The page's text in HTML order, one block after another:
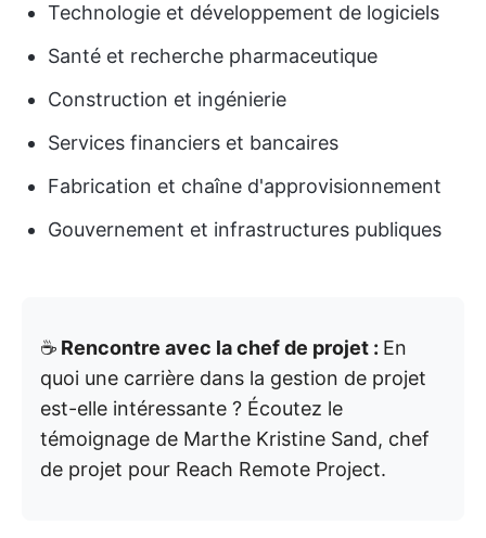
Technologie et développement de logiciels
Santé et recherche pharmaceutique
Construction et ingénierie
Services financiers et bancaires
Fabrication et chaîne d'approvisionnement
Gouvernement et infrastructures publiques
☕️ Rencontre avec la chef de projet : En
quoi une carrière dans la gestion de projet
est-elle intéressante ? Écoutez le
témoignage de Marthe Kristine Sand, chef
de projet pour Reach Remote Project.